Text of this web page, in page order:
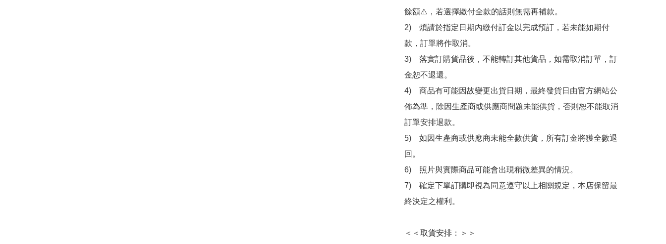
餘額⚠️，若選擇繳付全款的話則無需再補款。
2)　煩請於指定日期內繳付訂金以完成預訂，若未能如期付
款，訂單將作取消。
3)　落實訂購貨品後，不能轉訂其他貨品，如需取消訂單，訂
金恕不退還。
4)　商品有可能因故變更出貨日期，最終發貨日由官方網站公
佈為準，除因生產商或供應商問題未能供貨，否則恕不能取消
訂單安排退款。
5)　如因生產商或供應商未能全數供貨，所有訂金將獲全數退
回。
6)　照片與實際商品可能會出現稍微差異的情況。
7)　確定下單訂購即視為同意遵守以上相關規定，本店保留最
終決定之權利。
＜＜取貨安排：＞＞